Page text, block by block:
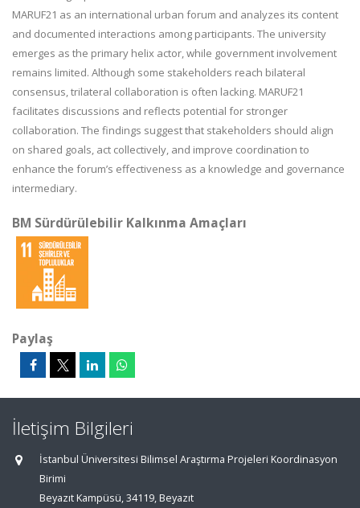
MARUF21 as an international urban forum and analyzes its content
and documented interactions among participants. The university
emerges as the primary helix actor, while government involvement
remains limited. Although some stakeholders reach bilateral
consensus, trilateral collaboration is often lacking. MARUF21
facilitates discussions and reflects potential for stronger
collaboration. The findings suggest that stakeholders should align
on shared goals, act collectively, and improve coordination to
enhance the forum’s effectiveness as a knowledge and governance
intermediary.
BM Sürdürülebilir Kalkınma Amaçları
Paylaş
İletişim Bilgileri
İstanbul Üniversitesi Bilimsel Araştırma Projeleri Koordinasyon
Birimi
Beyazıt Kampüsü, 34119, Beyazıt